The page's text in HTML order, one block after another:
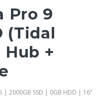
Pro 9
(Tidal
Hub +
2000GB SSD | 0GB HDD | 16"